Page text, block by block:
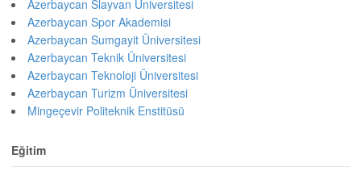
Azerbaycan Slayvan Üniversitesi
Azerbaycan Spor Akademisi
Azerbaycan Sumgayit Üniversitesi
Azerbaycan Teknik Üniversitesi
Azerbaycan Teknoloji Üniversitesi
Azerbaycan Turizm Üniversitesi
Mingeçevir Politeknik Enstitüsü
Eğitim